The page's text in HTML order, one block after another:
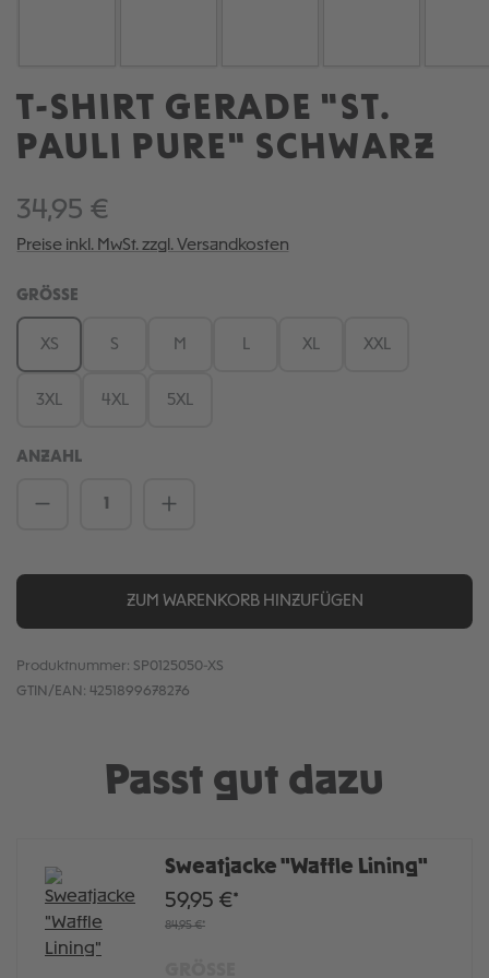
T-SHIRT GERADE "ST.
PAULI PURE" SCHWARZ
34,95 €
Preise inkl. MwSt. zzgl. Versandkosten
GRÖSSE
XS S M XL XXL
3XL 4XL 5XL
ANZAHL
Produkt Anzahl: Gib den gewünschten
ZUM WARENKORB HINZUFÜGEN
Produktnummer: SP0125050-XS
GTIN/EAN: 4251899678276
Passt gut dazu
Sweatjacke "Waffle Lining"
59,95 €*
84,95 €*